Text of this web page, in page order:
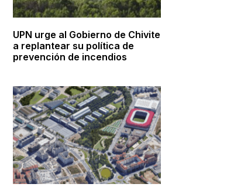
UPN urge al Gobierno de Chivite
a replantear su política de
prevención de incendios